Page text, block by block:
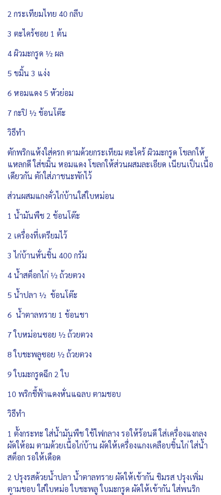
2 กระเทียมไทย 40 กลีบ
3 ตะไคร้ซอย 1 ต้น
4 ผิวมะกรูด ½ ผล
5 ขมิ้น 3 แง่ง
6 หอมแดง 5 หัวย่อม
7 กะปิ ½ ช้อนโต๊ะ
วิธีทำ
ตักพริกแห้งใส่ครก ตามด้วยกระเทียม ตะไคร้ ผิวมะกรูด โขลกให้
แหลกดี ใส่ขมิ้น หอมแดง โขลกให้ส่วนผสมละเอียด เนียนเป็นเนื้อ
เดียวกัน ตักใส่ภาชนะพักไว้
ส่วนผสมแกงคั่วไก่บ้านใส่ใบหม่อน
1 น้ำมันพืช 2 ช้อนโต๊ะ
2 เครื่องที่เตรียมไว้
3 ไก่บ้านหั่นชิ้น 400 กรัม
4 น้ำสต็อกไก่ ½ ถ้วยตวง
5 น้ำปลา ½ ช้อนโต๊ะ
6 น้ำตาลทราย 1 ช้อนชา
7 ใบหม่อนซอย ½ ถ้วยตวง
8 ใบชะพลูซอย ½ ถ้วยตวง
9 ใบมะกรูดฉีก 2 ใบ
10 พริกชี้ฟ้าแดงหั่นแฉลบ ตามชอบ
วิธีทำ
1 ตั้งกระทะ ใส่น้ำมันพืช ใช้ไฟกลาง รอให้ร้อนดี ใส่เครื่องแงกลง
ผัดให้อม ตามด้วยเนื้อไก่บ้าน ผัดให้เครื่องแกงเคลือบชิ้นไก่ ใส่น้ำ
สต็อก รอให้เดือด
2 ปรุงรสด้วยน้ำปลา น้ำตาลทราย ผัดให้เข้ากัน ชิมรส ปรุงเพิ่ม
ตามชอบ ใส่ใบหม่อ ใบชะพลู ใบมะกรูด ผัดให้เข้ากัน ใส่พนริก